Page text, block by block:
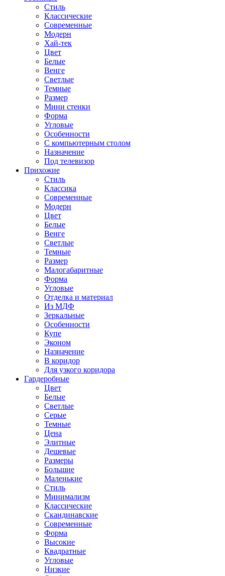
Стиль
Классические
Современные
Модерн
Хай-тек
Цвет
Белые
Венге
Светлые
Темные
Размер
Мини стенки
Форма
Угловые
Особенности
С компьютерным столом
Назначение
Под телевизор
Прихожие
Стиль
Классика
Современные
Модерн
Цвет
Белые
Венге
Светлые
Темные
Размер
Малогабаритные
Форма
Угловые
Отделка и материал
Из МДФ
Зеркальные
Особенности
Купе
Эконом
Назначение
В коридор
Для узкого коридора
Гардеробные
Цвет
Белые
Светлые
Серые
Темные
Цена
Элитные
Дешевые
Размеры
Большие
Маленькие
Стиль
Минимализм
Классические
Скандинавские
Современные
Форма
Высокие
Квадратные
Угловые
Низкие